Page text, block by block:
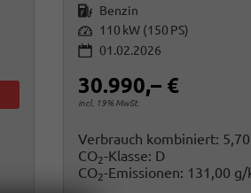
Kraftstoff Benzin
Leistung 110 kW (150 PS)
01.02.2026
30.990,– €
incl. 19% MwSt.
Verbrauch kombiniert:
CO2-Klasse: D
CO2-Emissionen: 131,00 g/